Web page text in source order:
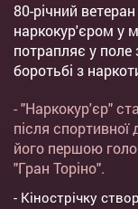
80-річний ветеран
наркокур'єром у
потрапляє у поле
боротьбі з
- "Наркокур'єр"
після
його першою
"Гран Торіно".
- Кінострічку